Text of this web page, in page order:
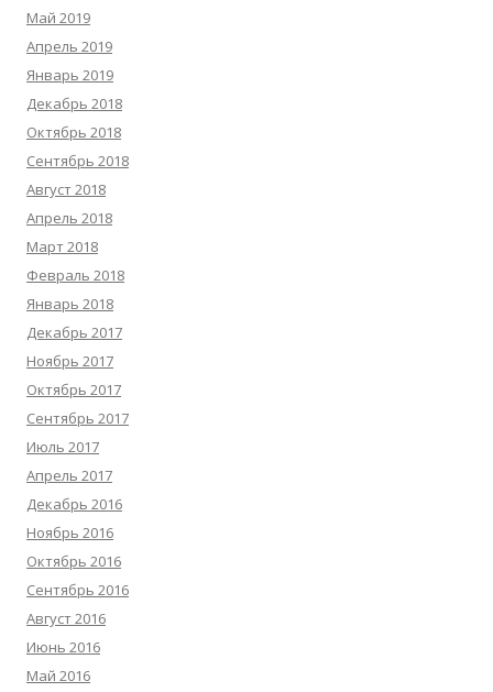
Май 2019
Апрель 2019
Январь 2019
Декабрь 2018
Октябрь 2018
Сентябрь 2018
Август 2018
Апрель 2018
Март 2018
Февраль 2018
Январь 2018
Декабрь 2017
Ноябрь 2017
Октябрь 2017
Сентябрь 2017
Июль 2017
Апрель 2017
Декабрь 2016
Ноябрь 2016
Октябрь 2016
Сентябрь 2016
Август 2016
Июнь 2016
Май 2016